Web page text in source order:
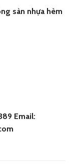
sàn nhựa hèm
Email: